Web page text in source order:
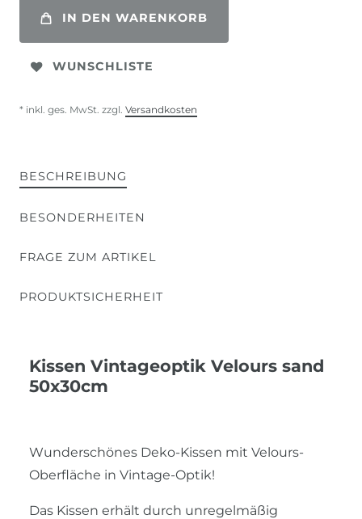
IN DEN WARENKORB
WUNSCHLISTE
* inkl. ges. MwSt. zzgl. Versandkosten
BESCHREIBUNG
BESONDERHEITEN
FRAGE ZUM ARTIKEL
PRODUKTSICHERHEIT
Kissen Vintageoptik Velours sand
50x30cm
Wunderschönes Deko-Kissen mit Velours-
Oberfläche in Vintage-Optik!
Das Kissen erhält durch unregelmäßig